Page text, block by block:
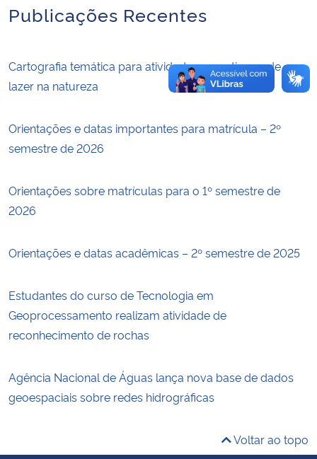
Publicações Recentes
Cartografia temática para atividades esportivas e de
lazer na natureza
Orientações e datas importantes para matrícula – 2º
semestre de 2026
Orientações sobre matrículas para o 1º semestre de
2026
Orientações e datas acadêmicas – 2º semestre de 2025
Estudantes do curso de Tecnologia em
Geoprocessamento realizam atividade de
reconhecimento de rochas
Agência Nacional de Águas lança nova base de dados
geoespaciais sobre redes hidrográficas
Voltar ao topo